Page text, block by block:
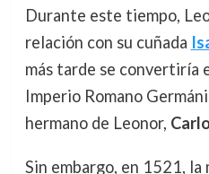
Durante este tiempo,
relación con su cuñada
más tarde se convertiría
Imperio Romano
hermano de Leonor,
Sin embargo, en 1521, la